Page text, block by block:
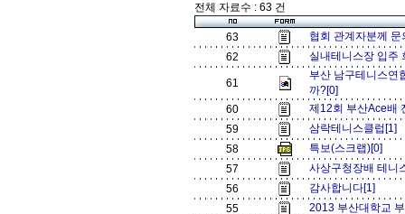
전체 자료수 : 63 건
63
협회 관계자분께
62
실내테니스장 입
61
부산 남구테니스연
까?[0]
60
제12회 부산Ace배
59
삼락테니스클럽[1]
58
특보(스크랩)[0]
57
사상구청장배 테
56
감사합니다[1]
55
2013 부산대학교